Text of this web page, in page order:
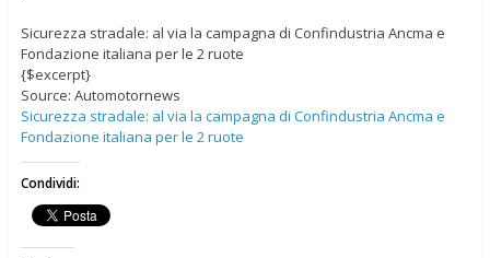
Sicurezza stradale: al via la campagna di Confindustria Ancma e
Fondazione italiana per le 2 ruote
{$excerpt}
Source: Automotornews
Sicurezza stradale: al via la campagna di Confindustria Ancma e
Fondazione italiana per le 2 ruote
Condividi: